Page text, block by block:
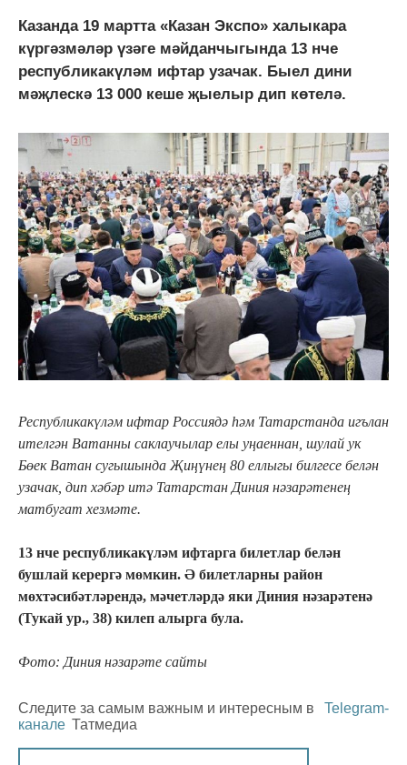
Казанда 19 мартта «Казан Экспо» халыкара
күргәзмәләр үзәге мәйданчыгында 13 нче
республикакүләм ифтар узачак. Быел дини
мәҗлескә 13 000 кеше җыелыр дип көтелә.
Республикакүләм ифтар Россиядә һәм Татарстанда игълан
ителгән Ватанны саклаучылар елы уңаеннан, шулай ук
Бөек Ватан сугышында Җиңүнең 80 еллыгы билгесе белән
узачак, дип хәбәр итә Татарстан Диния нәзарәтенең
матбугат хезмәте.
13 нче республикакүләм ифтарга билетлар белән
бушлай керергә мөмкин. Ә билетларны район
мөхтәсибәтләрендә, мәчетләрдә яки Диния нәзарәтенә
(Тукай ур., 38) килеп алырга була.
Фото: Диния нәзарәте сайты
Следите за самым важным и интересным в
Telegram-
канале Татмедиа